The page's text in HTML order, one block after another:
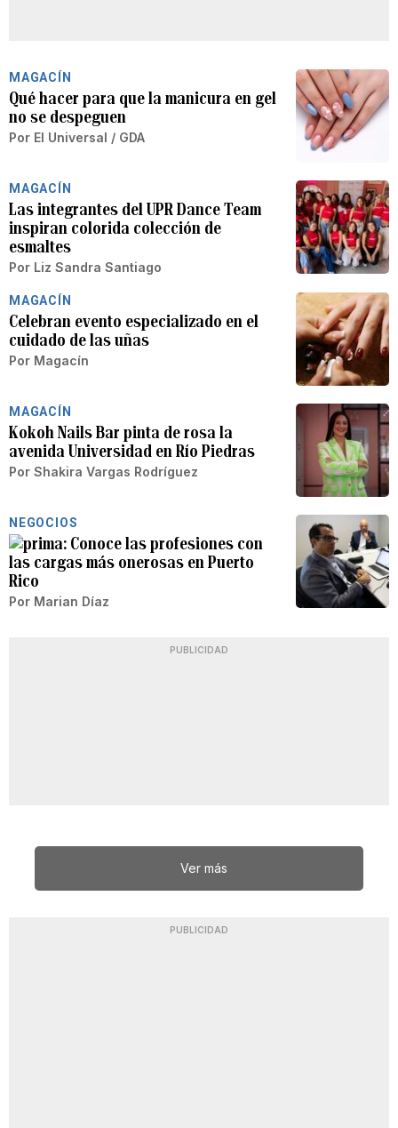
MAGACÍN
Qué hacer para que la manicura en gel
no se despeguen
Por El Universal / GDA
MAGACÍN
Las integrantes del UPR Dance Team
inspiran colorida colección de
esmaltes
Por Liz Sandra Santiago
MAGACÍN
Celebran evento especializado en el
cuidado de las uñas
Por Magacín
MAGACÍN
Kokoh Nails Bar pinta de rosa la
avenida Universidad en Río Piedras
Por Shakira Vargas Rodríguez
NEGOCIOS
Conoce las profesiones con
las cargas más onerosas en Puerto
Rico
Por Marian Díaz
PUBLICIDAD
Ver más
PUBLICIDAD